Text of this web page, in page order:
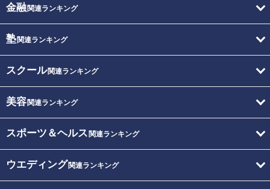
金融関連ランキング
塾関連ランキング
スクール関連ランキング
美容関連ランキング
スポーツ＆ヘルス 関連ランキング
ウエディング関連ランキング